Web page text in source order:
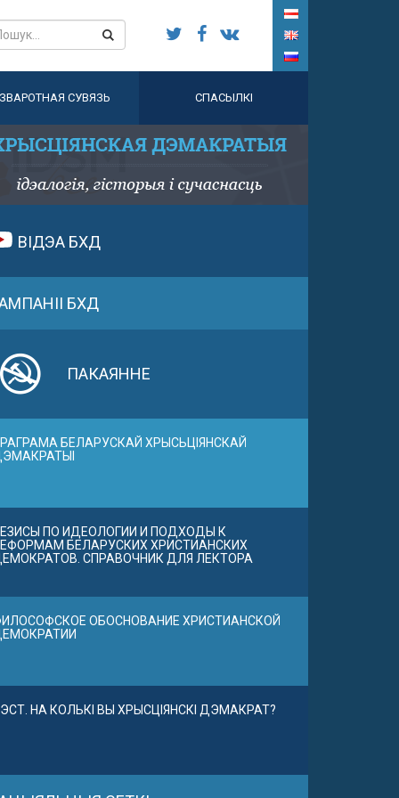
ЗВАРОТНАЯ СУВЯЗЬ СПАСЫЛКІ
ВІДЭА БХД
БХД
ПАКАЯННЕ
БЕЛАРУСКАЙ ХРЫСЬЦІЯНСКАЙ
ПО ИДЕОЛОГИИ И ПОДХОДЫ К
БЕЛАРУСКИХ ХРИСТИАНСКИХ
СПРАВОЧНИК ДЛЯ ЛЕКТОРА
ОБОСНОВАНИЕ ХРИСТИАНСКОЙ
НА КОЛЬКІ ВЫ ХРЫСЦІЯНСКІ ДЭМАКРАТ?